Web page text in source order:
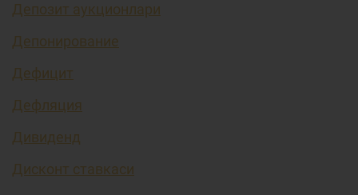
Депозит аукционлари
Депонирование
Дефицит
Дефляция
Дивиденд
Дисконт ставкаси